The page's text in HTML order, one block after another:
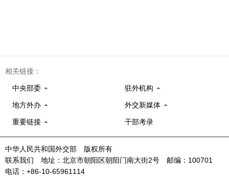
相关链接：
中央部委 驻外机构
地方外办 外交新媒体
重要链接 干部考录
中华人民共和国外交部 版权所有
联系我们 地址：北京市朝阳区朝阳门南大街2号 邮编：100701
电话：+86-10-65961114